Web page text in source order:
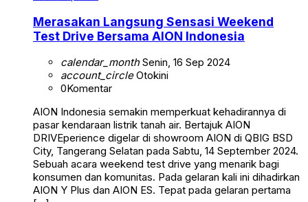
Merasakan Langsung Sensasi Weekend
Test Drive Bersama AION Indonesia
calendar_monthSenin, 16 Sep 2024
account_circleOtokini
0Komentar
AION Indonesia semakin memperkuat kehadirannya di
pasar kendaraan listrik tanah air. Bertajuk AION
DRIVEperience digelar di showroom AION di QBIG BSD
City, Tangerang Selatan pada Sabtu, 14 September 2024.
Sebuah acara weekend test drive yang menarik bagi
konsumen dan komunitas. Pada gelaran kali ini dihadirkan
AION Y Plus dan AION ES. Tepat pada gelaran pertama